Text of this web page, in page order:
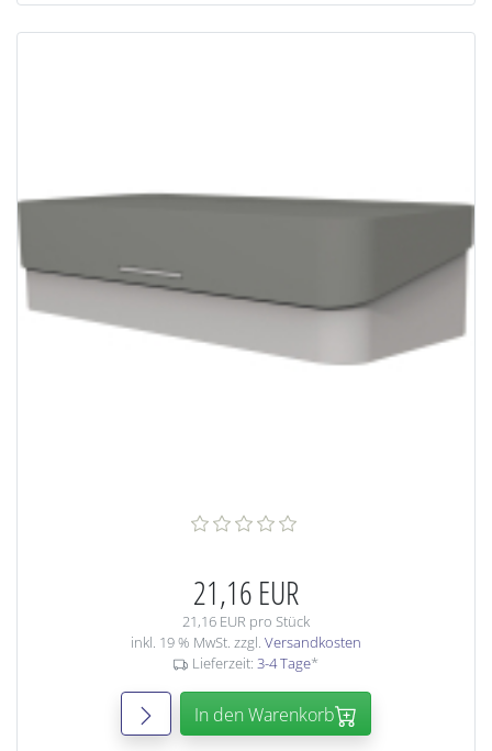
21,16 EUR
21,16 EUR pro Stück
inkl. 19 % MwSt. zzgl. Versandkosten
Lieferzeit: 3-4 Tage*
In den Warenkorb